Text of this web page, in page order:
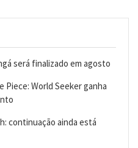
será finalizado em agosto
Piece: World Seeker ganha
continuação ainda está